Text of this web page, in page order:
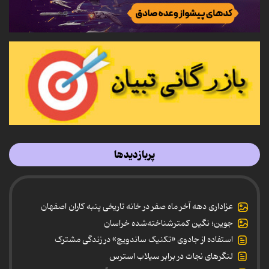
پربازدیدها
عزاداری دهه آخر ماه صفر در خانه تاریخی پنبه کاران اصفهان
جوین؛ نگین کمترشناخته‌شده خراسان
استفاده از جادوی «تکنیک ساندویچ» در زندگی مشترک
لنگرهای نجات در برابر سیلاب استرس